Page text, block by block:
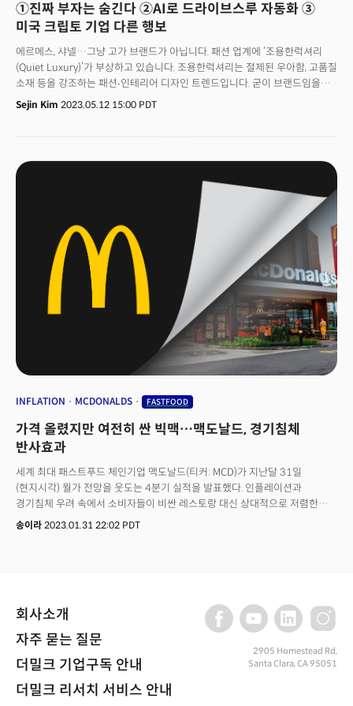
①진짜 부자는 숨긴다 ②AI로 드라이브스루 자동화 ③
미국 크립토 기업 다른 행보
에르메스, 샤넬…그냥 고가 브랜드가 아닙니다. 패션 업계에 ‘조용한럭셔리
(Quiet Luxury)’가 부상하고 있습니다. 조용한럭셔리는 절제된 우아함, 고품질
소재 등을 강조하는 패션∙인테리어 디자인 트렌드입니다. 굳이 브랜드임을
드러내지 않고, 사용성에 초점을 맞춥니다. 주로 베이지 계통의 따뜻한
파스텔톤 컬러가 특징이죠. 화려한 컬러나 무니, 로고를 강조하는 기존 럭셔리
걸까요? 최근의 현상은 드라마 석세션(Succession's) 시즌4를 계기로 부상한
것으로 보입니다. 특히 기네스 펠트로가 프라다의 은은한 파란색의
블라우스와 스커트, 더로우(the Row) 오버사이즈코트를 입고 법정에
출두하는 장면이 화제가 됐죠. 이후 보그(Vogue), 뉴욕포스트(New York
Post), 타임 매거진(Time Magazine), 데일리메일(Daily Mail) 등이 조용한
럭셔리 가이드를 다루면서 현상은 더 주목을 받았습니다. 1390달러 톰포드
(Tom Ford) 후드티와 625달러짜리 로로피아나(Loro Piana) 캐시미어
블렌드, 야구 모자 등이 소개됐죠.뉴욕 스타일리스트 리즈 테이치는 “조용한
럭셔리 스타일은 단색 톤으로 맞춤제작된 옷을 입는 것”이라고 소개했습니다.
그가 크림색 하이웨이스트 팬츠에 검은색 가죽 벨트를 두르고 도바코
블레이저를 입은 틱톡 영상은 50만회 이상의 조회수를 기록했습니다. #
successioncore(석세션코어)라는 해시태그도 등장했습니다. 👉 에르메스
아니다. 이제는 티 안 나는 명품복수의 외신에 따르면 대표적으로
조용한럭셔리 브랜드로 현재 티나더스토어(Tiina the Store), 조셉듀크로스
케이지케이스튜디오(KZ_K STUDIO) 등이 언급됩니다. 인테리어로는 나타샤
(Charu Gandhi), 휘트니 파키슨(Whittney Parkinson) 등이 거론되는
중이죠. 2012년 티나더스토어를 설립한 티나 라코넨(Tiina Laakkonen)은
등장한 것을 언급하며 "여기서 무슨 일이 일어나고 있는지 잘 알고 계실
것”이라면서 “어쩌면 삶의 한 시점에서 에르메스가 그들에게 의미가 있었을지
모르지만, 오늘날 그들은 그 세계에 관심이 없다고 생각한다”고 말했습니다.
그는 작업복에서 영감을 받아 부드럽게 재단한 일본 브랜드인 아트앤사이언스
Sejin Kim 2023.05.12 15:00 PDT
INFLATION MCDONALDS FASTFOOD
가격 올렸지만 여전히 싼 빅맥…맥도날드, 경기침체
반사효과
세계 최대 패스트푸드 체인기업 맥도날드(티커: MCD)가 지난달 31일
(현지시각) 월가 전망을 웃도는 4분기 실적을 발표했다. 인플레이션과
경기침체 우려 속에서 소비자들이 비싼 레스토랑 대신 상대적으로 저렴한
패스트푸드 체인으로 몰린 덕이다. 4분기 주당순익은 전년 대비 16% 증가한
송이라 2023.01.31 22:02 PDT
회사소개
자주 묻는 질문
더밀크 기업구독 안내
더밀크 리서치 서비스 안내
2905 Homestead Rd,
Santa Clara, CA 95051